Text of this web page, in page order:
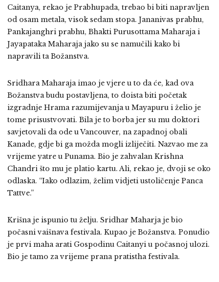
Caitanya, rekao je Prabhupada, trebao bi biti napravljen
od osam metala, visok sedam stopa. Jananivas prabhu,
Pankajanghri prabhu, Bhakti Purusottama Maharaja i
Jayapataka Maharaja jako su se namučili kako bi
napravili ta Božanstva.
Sridhara Maharaja imao je vjere u to da će, kad ova
Božanstva budu postavljena, to doista biti početak
izgradnje Hrama razumijevanja u Mayapuru i želio je
tome prisustvovati. Bila je to borba jer su mu doktori
savjetovali da ode u Vancouver, na zapadnoj obali
Kanade, gdje bi ga možda mogli izliječiti. Nazvao me za
vrijeme yatre u Punama. Bio je zahvalan Krishna
Chandri što mu je platio kartu. Ali, rekao je, dvoji se oko
odlaska. “Iako odlazim, želim vidjeti ustoličenje Panca
Tattve.”
Krišna je ispunio tu želju. Sridhar Maharja je bio
počasni vaišnava festivala. Kupao je Božanstva. Ponudio
je prvi maha arati Gospodinu Caitanyi u počasnoj ulozi.
Bio je tamo za vrijeme prana pratistha festivala.